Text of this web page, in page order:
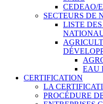
CEDEAO/
SECTEURS DE
LISTE
EAU
CERTIFICATION
LA
PROCÉDURE